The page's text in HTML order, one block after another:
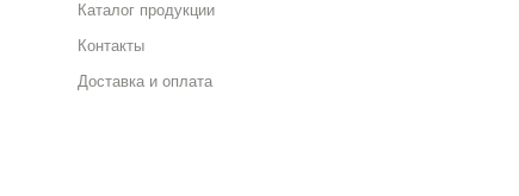
Каталог продукции
Контакты
Доставка и оплата